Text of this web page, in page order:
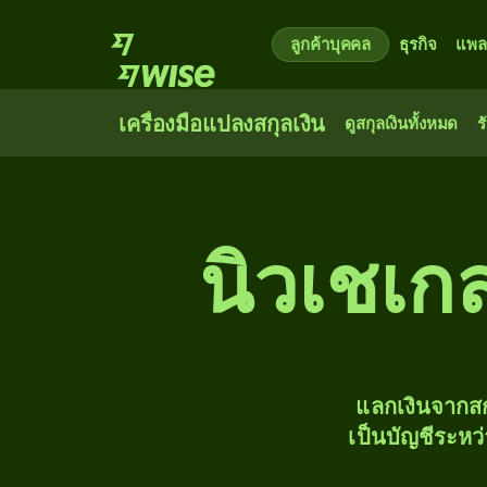
ลูกค้าบุคคล ธุรกิจ แพ
เครื่องมือแปลงสกุลเงิน ดูสกุลเงินทั้งหมด
นิวเชเ
แลกเงินจาก
เป็นบัญชีระหว่